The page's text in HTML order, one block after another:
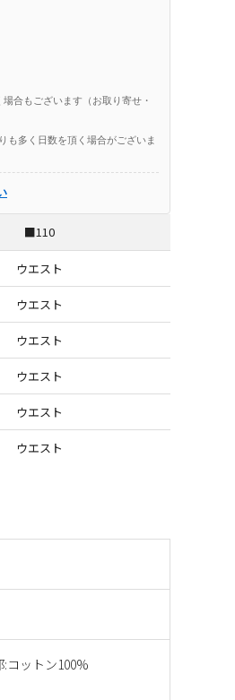
コットン100%
合もございます（お取り寄せ・
も多く日数を頂く場合がございま
■110
ウエスト
ウエスト
ウエスト
ウエスト
ウエスト
ウエスト